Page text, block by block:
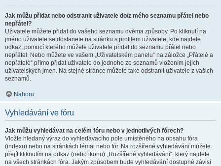
Jak můžu přidat nebo odstranit uživatele do/z mého seznamu přátel nebo
nepřátel?
Uživatele můžete přidat do vašeho seznamu dvěma způsoby. Po kliknutí na
jméno uživatele se dostanete na stránku s profilem uživatele, kde najdete
odkaz, pomocí kterého můžete uživatele přidat do seznamu přátel nebo
nepřátel. Nebo můžete ve vašem „Uživatelském panelu“ na záložce „Přátelé a
nepřátelé“ přímo přidat uživatele do jednoho ze seznamů vložením jejich
uživatelských jmen. Na stejné stránce můžete také odstranit uživatele z vašich
seznamů.
Nahoru
Vyhledávání ve fóru
Jak můžu vyhledávat na celém fóru nebo v jednotlivých fórech?
Vložte hledaný výraz do vyhledávacího pole umístěného na obsahu fóra
(indexu) nebo na stránkách témat nebo fór. Na rozšířené vyhledávání můžete
přejít kliknutím na odkaz (nebo ikonu) „Rozšířené vyhledávání“, který najdete
na všech stránkách fóra. Jakým způsobem bude vyhledávání dostupné závisí